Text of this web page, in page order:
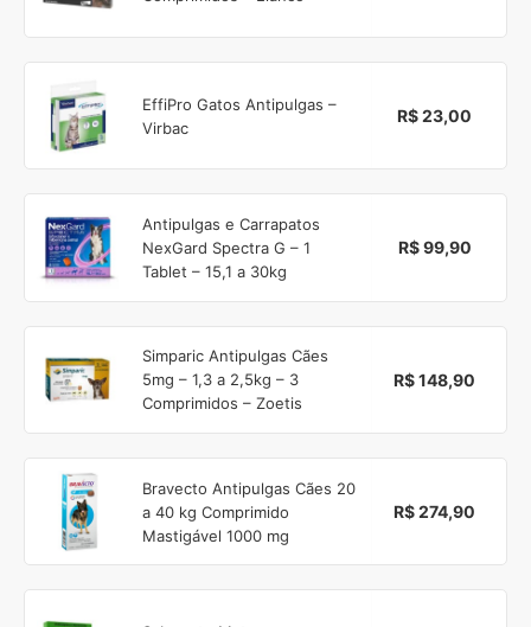
EffiPro Gatos Antipulgas –
Virbac
R$ 23,00
Antipulgas e Carrapatos
NexGard Spectra G – 1
Tablet – 15,1 a 30kg
R$ 99,90
Simparic Antipulgas Cães
5mg – 1,3 a 2,5kg – 3
Comprimidos – Zoetis
R$ 148,90
Bravecto Antipulgas Cães 20
a 40 kg Comprimido
Mastigável 1000 mg
R$ 274,90